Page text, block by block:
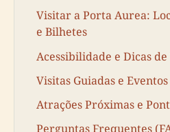
Visitar a Porta Aurea:
e Bilhetes
Acessibilidade e Dicas
Visitas Guiadas e
Atrações Próximas e
Perguntas Frequentes